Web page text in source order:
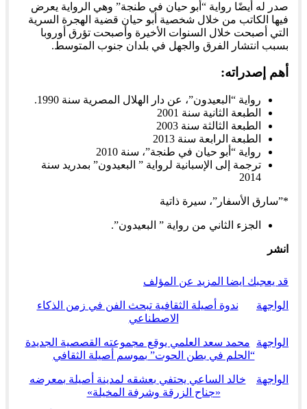
صدر له أيضًا رواية “أبو حيان في طنجة” وهي الرواية يعرض
فيها الكاتب من خلال شخصية أبو حيان قضية الهجرة السرية
التي أصبحت خلال السنوات الأخيرة وأصبحت تؤرق أوروبا
بسبب انتشار الفرق والجهل في بلدان جنوب المتوسط.
أهم إصدراته:
رواية “البعيدون”، عن دار الهلال المصرية سنة 1990.
الطبعة الثانية سنة 2001
الطبعة الثالثة سنة 2003
الطبعة الرابعة سنة 2013
رواية “أبو حيان في طنجة”، سنة 2010
ترجمة إلى الإسبانية لرواية ” البعيدون” بمدريد سنة
2014
*”سارق الأسفار”، سيرة ذاتية
الجزء الثاني من رواية ” البعيدون”.
انشر
قد يعجبك ايضا المزيد عن المؤلف
الواجهة
ندوة أصيلة الثقافية تبحث الفن في زمن الذكاء
الاصطناعي
الواجهة
محمد سعد العلمي يوقع مجموعته القصصية الجديدة
“الحلم في بطن الحوت” بموسم أصيلة الثقافي
الواجهة
خالد الساعي يحتفي بعشقه لمدينة أصيلة بمعرضه
«جناح الزرقة وشرفة المخيلة»